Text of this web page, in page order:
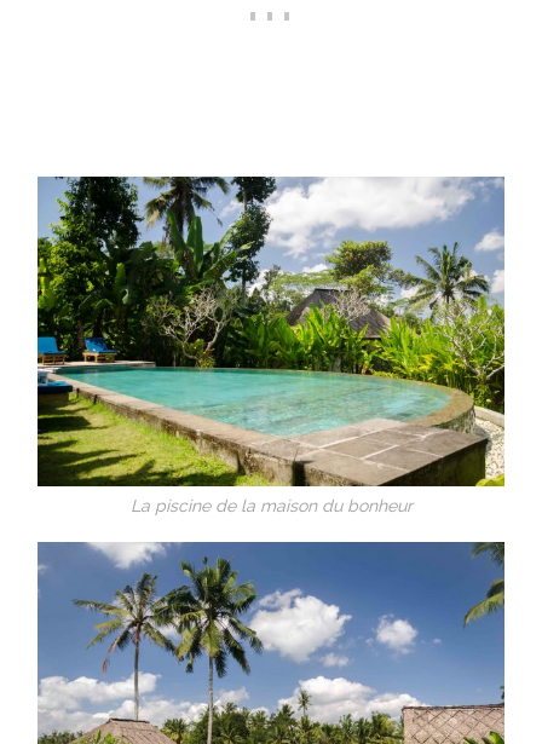
La piscine de la maison du bonheur